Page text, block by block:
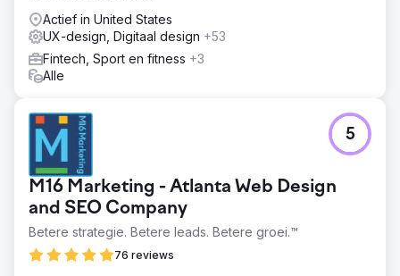
Het aantal maandelijkse conversies verdrievoudigde
binnen vijf maanden. Het organische verkeer groeide met
189% en de blog kwam in de top 5 terecht voor meer dan
25 specifieke zoekwoorden. Het merk zag ook een
Actief in United States
UX-design, Digitaal design +53
Fintech, Sport en fitness +3
Alle
M16 Marketing - Atlanta Web Design
and SEO Company
Betere strategie. Betere leads. Betere groei.™
76 reviews
5